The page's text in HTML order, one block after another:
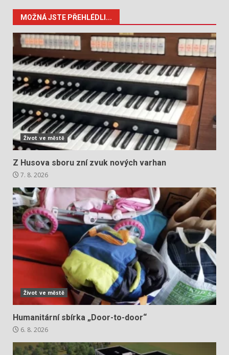
MOŽNÁ JSTE PŘEHLÉDLI...
Život ve městě
Z Husova sboru zní zvuk nových varhan
7. 8. 2026
Život ve městě
Humanitární sbírka „Door-to-door“
6. 8. 2026